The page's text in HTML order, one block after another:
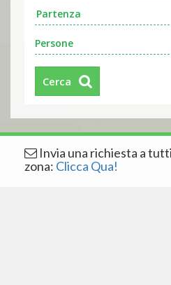
Persone
Cerca
Invia una richiesta a
zona: Clicca Qua!